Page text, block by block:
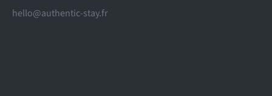
hello@authentic-stay.fr